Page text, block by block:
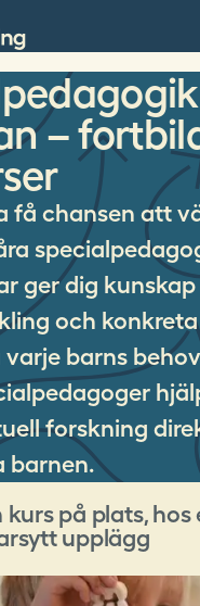
–
få chansen att
ger dig kunskap
och
barns
forskning
barnen.
kurs på plats, hos
upplägg